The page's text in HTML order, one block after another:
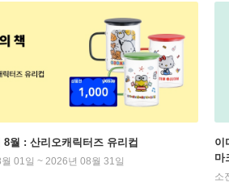
8월 : 산리오캐릭터즈 유리컵
01일 ~ 2026년 08월 31일
이
마
소